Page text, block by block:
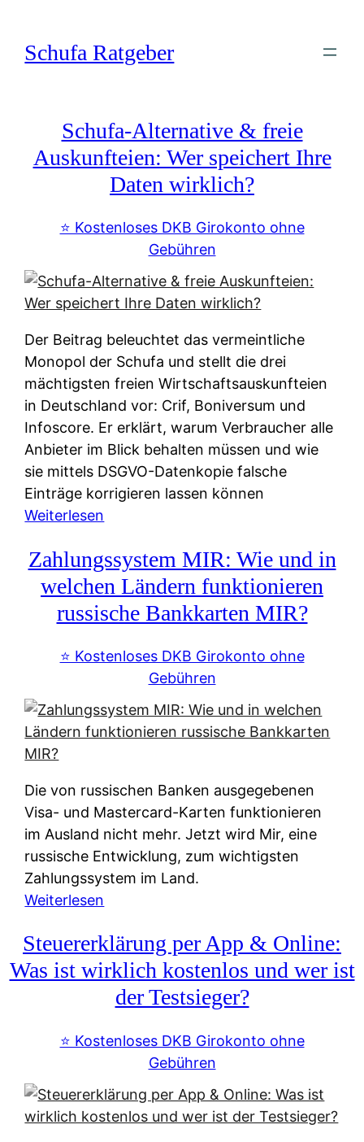
springen
Schufa Ratgeber
Schufa-Alternative & freie
Auskunfteien: Wer speichert Ihre
Daten wirklich?
⭐️ Kostenloses DKB Girokonto ohne
Gebühren
Der Beitrag beleuchtet das vermeintliche
Monopol der Schufa und stellt die drei
mächtigsten freien Wirtschaftsauskunfteien
in Deutschland vor: Crif, Boniversum und
Infoscore. Er erklärt, warum Verbraucher alle
Anbieter im Blick behalten müssen und wie
sie mittels DSGVO-Datenkopie falsche
Einträge korrigieren lassen können
Weiterlesen
c
h
u
f
-
l
t
n
a
t
i
v
e
&
f
r
e
u
s
Zahlungssystem MIR: Wie und in
welchen Ländern funktionieren
russische Bankkarten MIR?
⭐️ Kostenloses DKB Girokonto ohne
Gebühren
Die von russischen Banken ausgegebenen
Visa- und Mastercard-Karten funktionieren
im Ausland nicht mehr. Jetzt wird Mir, eine
russische Entwicklung, zum wichtigsten
Zahlungssystem im Land.
Weiterlesen
a
h
g
s
y
Steuererklärung per App & Online:
Was ist wirklich kostenlos und wer ist
der Testsieger?
⭐️ Kostenloses DKB Girokonto ohne
Gebühren